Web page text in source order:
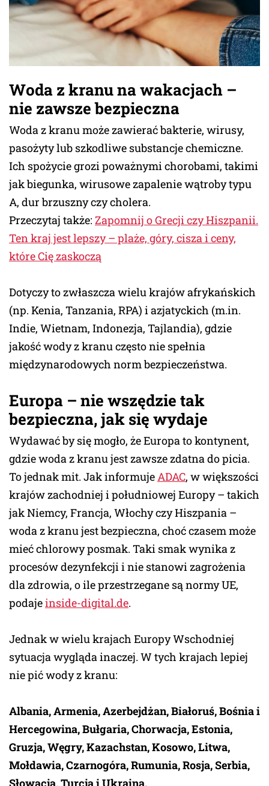
Woda z kranu na wakacjach –
nie zawsze bezpieczna
Woda z kranu może zawierać bakterie, wirusy,
pasożyty lub szkodliwe substancje chemiczne.
Ich spożycie grozi poważnymi chorobami, takimi
jak biegunka, wirusowe zapalenie wątroby typu
A, dur brzuszny czy cholera.
Przeczytaj także: Zapomnij o Grecji czy Hiszpanii.
Ten kraj jest lepszy – plaże, góry, cisza i ceny,
które Cię zaskoczą
Dotyczy to zwłaszcza wielu krajów afrykańskich
(np. Kenia, Tanzania, RPA) i azjatyckich (m.in.
Indie, Wietnam, Indonezja, Tajlandia), gdzie
jakość wody z kranu często nie spełnia
międzynarodowych norm bezpieczeństwa.
Europa – nie wszędzie tak
bezpieczna, jak się wydaje
Wydawać by się mogło, że Europa to kontynent,
gdzie woda z kranu jest zawsze zdatna do picia.
To jednak mit. Jak informujeADAC, w większości
krajów zachodniej i południowej Europy – takich
jak Niemcy, Francja, Włochy czy Hiszpania –
woda z kranu jest bezpieczna, choć czasem może
mieć chlorowy posmak. Taki smak wynika z
procesów dezynfekcji i nie stanowi zagrożenia
dla zdrowia, o ile przestrzegane są normy UE,
podajeinside-digital.de.
Jednak w wielu krajach Europy Wschodniej
sytuacja wygląda inaczej. W tych krajach lepiej
nie pić wody z kranu:
Albania, Armenia, Azerbejdżan, Białoruś, Bośnia i
Hercegowina, Bułgaria, Chorwacja, Estonia,
Gruzja, Węgry, Kazachstan, Kosowo, Litwa,
Mołdawia, Czarnogóra, Rumunia, Rosja, Serbia,